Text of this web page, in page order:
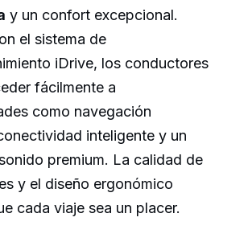
y un confort excepcional.
el sistema de
iDrive, los conductores
fácilmente a
como navegación
inteligente y un
premium. La calidad de
y el diseño ergonómico
cada viaje sea un placer.